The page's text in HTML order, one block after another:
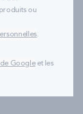
ou
.
Googleet les